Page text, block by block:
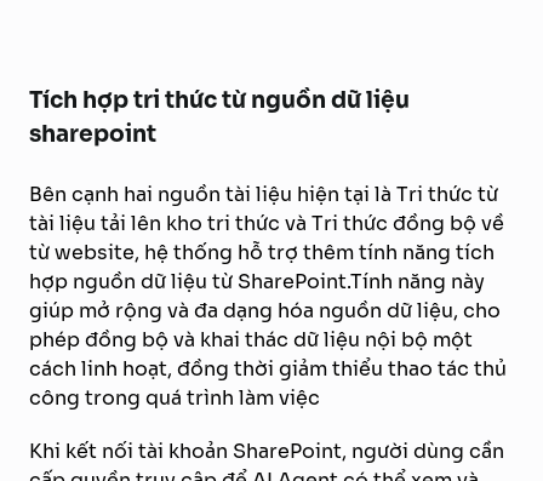
Tích hợp tri thức từ nguồn dữ liệu
sharepoint
Bên cạnh hai nguồn tài liệu hiện tại là Tri thức từ
tài liệu tải lên kho tri thức và Tri thức đồng bộ về
từ website, hệ thống hỗ trợ thêm tính năng tích
hợp nguồn dữ liệu từ SharePoint.Tính năng này
giúp mở rộng và đa dạng hóa nguồn dữ liệu, cho
phép đồng bộ và khai thác dữ liệu nội bộ một
cách linh hoạt, đồng thời giảm thiểu thao tác thủ
công trong quá trình làm việc
Khi kết nối tài khoản SharePoint, người dùng cần